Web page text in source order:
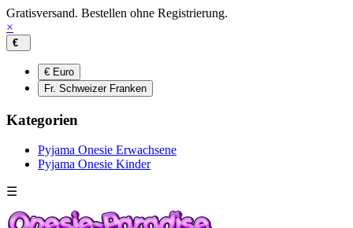
Gratisversand. Bestellen ohne Registrierung.
×
€
€ Euro
Fr. Schweizer Franken
Kategorien
Pyjama Onesie Erwachsene
Pyjama Onesie Kinder
☰